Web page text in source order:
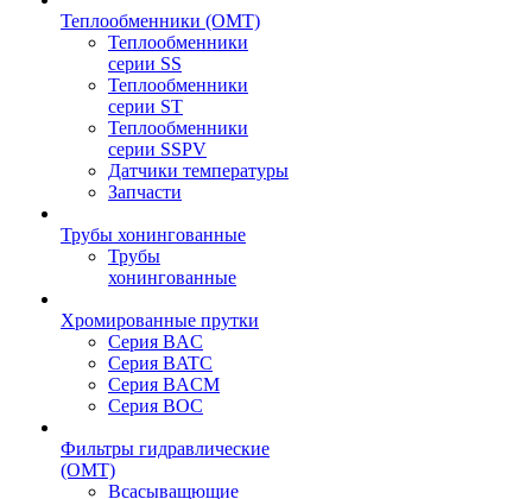
Теплообменники (OMT)
Теплообменники
серии SS
Теплообменники
серии ST
Теплообменники
серии SSPV
Датчики температуры
Запчасти
Трубы хонингованные
Трубы
хонингованные
Хромированные прутки
Серия BAC
Серия BATC
Серия BACM
Серия BOC
Фильтры гидравлические
(OMT)
Всасыващющие